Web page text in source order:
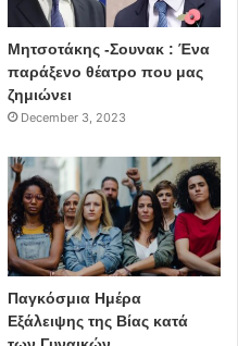
Μητσοτάκης -Σουνακ : Ένα
παράξενο θέατρο που μας
ζημιώνει
December 3, 2023
Παγκόσμια Ημέρα
Εξάλειψης της Βίας κατά